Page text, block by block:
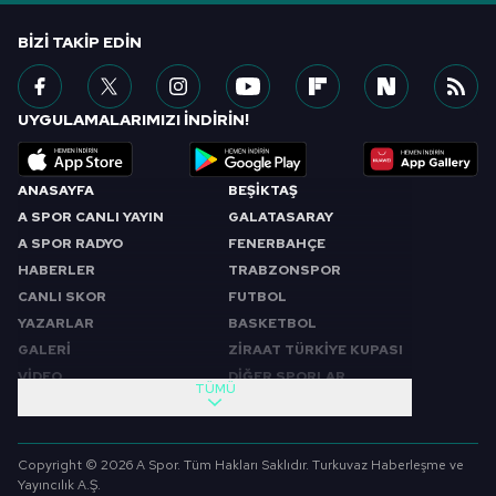
ANASAYFA
A SPOR CANLI YAYIN
A SPOR RADYO
HABERLER
CANLI SKOR
YAZARLAR
GALERİ
VİDEO
BEŞİKTAŞ
GALATASARAY
FENERBAHÇE
TRABZONSPOR
FUTBOL
BASKETBOL
ZİRAAT TÜRKİYE KUPASI
DİĞER SPORLAR
SABAH SPORU
SPOR GÜNDEMİ
FUTBOL
TÜMÜ
BIZI TAKIP EDIN
UYGULAMALARIMIZI İNDİRİN!
Copyright © 2026 A Spor. Tüm Hakları Saklıdır. Turkuvaz Haberleşme ve
Yayıncılık A.Ş.